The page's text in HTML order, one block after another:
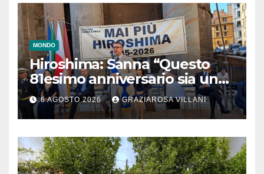
MONDO
Hiroshima: Sanna “Questo
81esimo anniversario sia un
monito per tutti”
6 AGOSTO 2026 GRAZIAROSA VILLANI